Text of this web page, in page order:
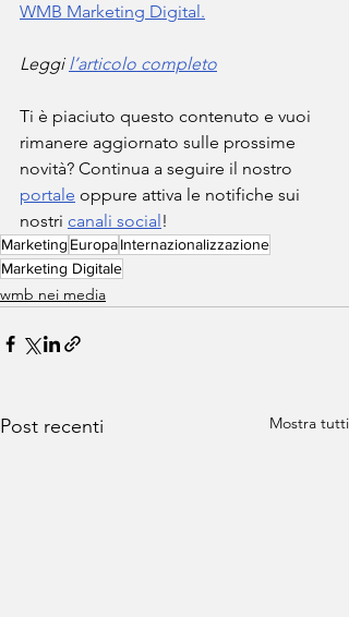
WMB Marketing Digital.
Leggi l’articolo completo
Ti è piaciuto questo contenuto e vuoi
rimanere aggiornato sulle prossime
novità? Continua a seguire il nostro
portale oppure attiva le notifiche sui
nostri canali social !
Marketing EuropaInternazionalizzazione
Marketing Digitale
wmb nei media
Post recenti Mostra tutti